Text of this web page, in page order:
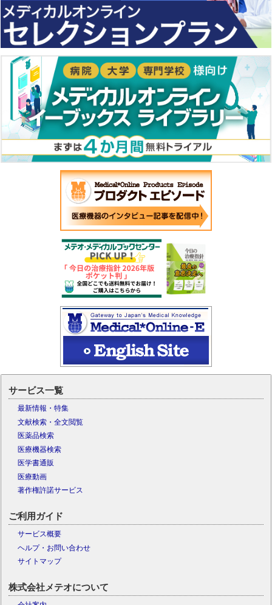
サービス一覧
最新情報・特集
文献検索・全文閲覧
医薬品検索
医療機器検索
医学書通販
医療動画
著作権許諾サービス
ご利用ガイド
サービス概要
ヘルプ・お問い合わせ
サイトマップ
株式会社メテオについて